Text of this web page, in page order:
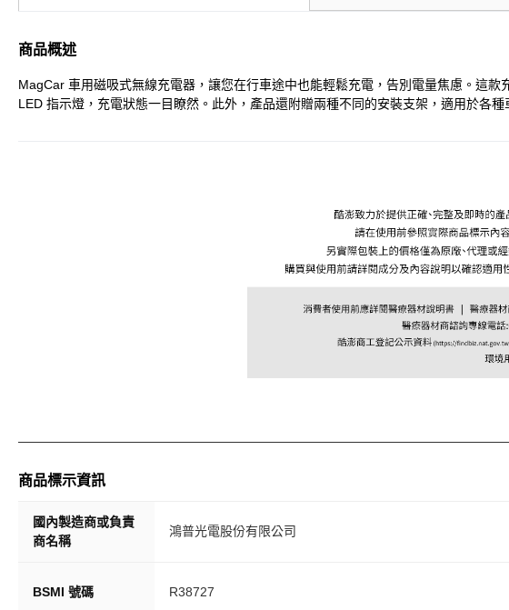
商品概述
MagCar 車用磁吸式無線充電器，讓您在行車途中也能輕鬆充電，告別電量焦慮。這
LED 指示燈，充電狀態一目瞭然。此外，產品還附贈兩種不同的安裝支架，適用於各
商品標示資訊
國內製造商或負責
商名稱
鴻普光電股份有限公司
BSMI 號碼 R38727